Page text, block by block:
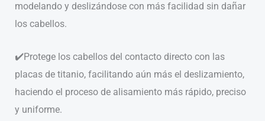
modelando y deslizándose con más facilidad sin dañar
los cabellos.
✔️Protege los cabellos del contacto directo con las
placas de titanio, facilitando aún más el deslizamiento,
haciendo el proceso de alisamiento más rápido, preciso
y uniforme.